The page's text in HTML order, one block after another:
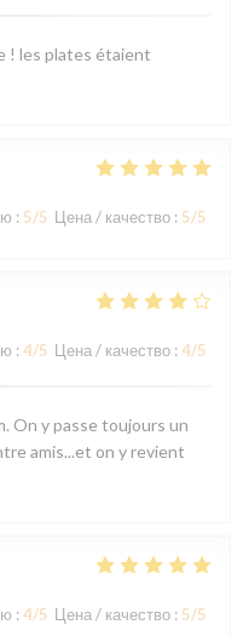
! les plates étaient
: 5/5 Цена / качество : 5/5
: 4/5 Цена / качество : 4/5
On y passe toujours un
amis...et on y revient
: 4/5 Цена / качество : 5/5